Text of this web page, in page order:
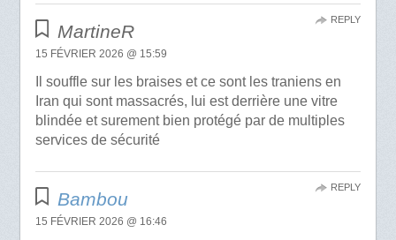
MartineR
15 FÉVRIER 2026 @ 15:59
Il souffle sur les braises et ce sont les traniens en
Iran qui sont massacrés, lui est derrière une vitre
blindée et surement bien protégé par de multiples
services de sécurité
REPLY
Bambou
15 FÉVRIER 2026 @ 16:46
REPLY